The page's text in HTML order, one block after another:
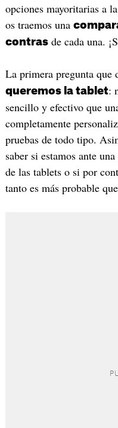
opciones mayoritarias a
os traemos una
contrasde cada una.
La primera pregunta que
queremos la tablet:
sencillo y efectivo que
completamente
pruebas de todo tipo.
saber si estamos ante
de las tablets o si por
tanto es más probable